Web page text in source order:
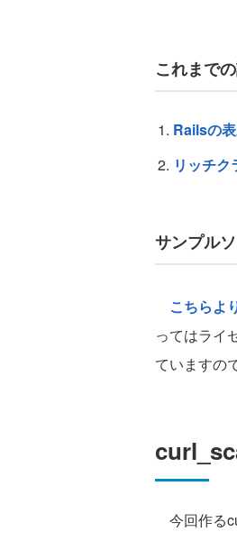
これまで
Railsの
リッチ
サンプル
こちらよ
ってはライ
ていますの
今回作る